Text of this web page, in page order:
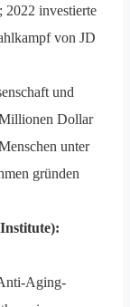
investierte
von JD
und
Dollar
unter
gründen
Aging-